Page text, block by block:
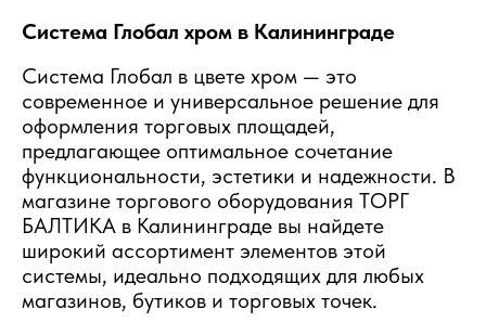
Система Глобал хром в Калининграде
Система Глобал в цвете хром — это
современное и универсальное решение для
оформления торговых площадей,
предлагающее оптимальное сочетание
функциональности, эстетики и надежности. В
магазине торгового оборудования ТОРГ
БАЛТИКА в Калининграде вы найдете
широкий ассортимент элементов этой
системы, идеально подходящих для любых
магазинов, бутиков и торговых точек.